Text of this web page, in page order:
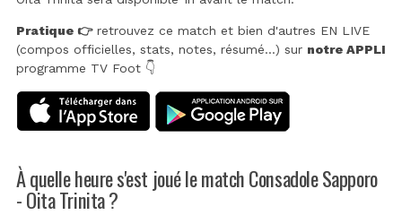
Pratique 👉retrouvez ce match et bien d'autres EN LIVE
(compos officielles, stats, notes, résumé...) sur notre APPLI
programme TV Foot 👇
À quelle heure s'est joué le match Consadole Sapporo
- Oita Trinita ?